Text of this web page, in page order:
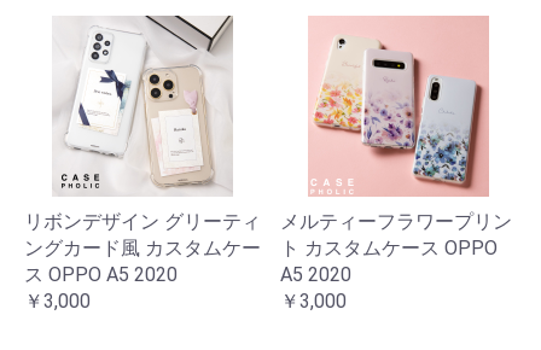
リボンデザイン グリーティ
ングカード風 カスタムケー
ス OPPO A5 2020
￥3,000
メルティーフラワープリン
ト カスタムケース OPPO
A5 2020
￥3,000